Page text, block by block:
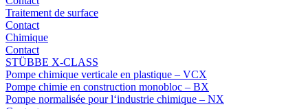
Traitement de surface
Contact
Chimique
Contact
STÜBBE X-CLASS
Pompe chimique verticale en plastique – VCX
Pompe chimie en construction monobloc – BX
Pompe normalisée pour l‘industrie chimique – NX